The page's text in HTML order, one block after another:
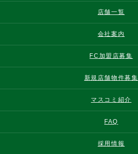
店舗一覧
会社案内
FC加盟店募集
新規店舗物件募集
マスコミ紹介
FAQ
採用情報